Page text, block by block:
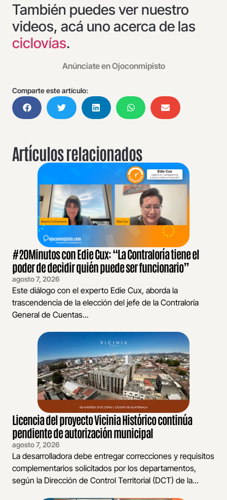
También puedes ver nuestro
videos, acá uno acerca de las
ciclovías.
Anúnciate en Ojoconmipisto
Comparte este artículo:
Artículos relacionados
#20Minutos con Edie Cux: “La Contraloría tiene el
poder de decidir quién puede ser funcionario”
agosto 7, 2026
Este diálogo con el experto Edie Cux, aborda la
trascendencia de la elección del jefe de la Contraloría
General de Cuentas...
Licencia del proyecto Vicinia Histórico continúa
pendiente de autorización municipal
agosto 7, 2026
La desarrolladora debe entregar correcciones y requisitos
complementarios solicitados por los departamentos,
según la Dirección de Control Territorial (DCT) de la...